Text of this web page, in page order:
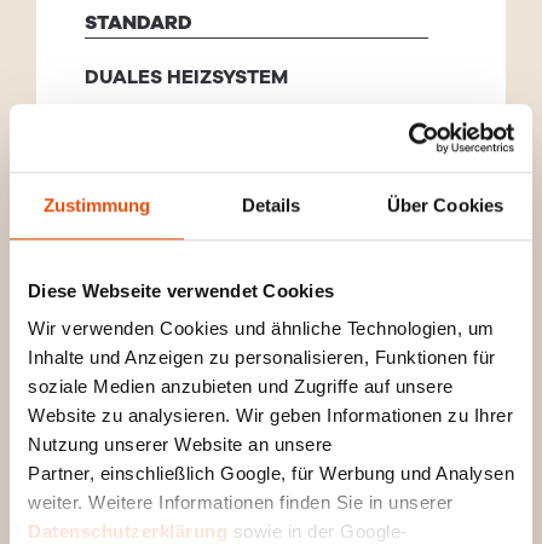
Zustimmung Details Über Cookies
Diese Webseite verwendet Cookies
Wir verwenden Cookies und ähnliche Technologien, um
Inhalte und Anzeigen zu personalisieren, Funktionen für
soziale Medien anzubieten und Zugriffe auf unsere
Website zu analysieren. Wir geben Informationen zu Ihrer
Nutzung unserer Website an unsere
Partner, einschließlich Google, für Werbung und Analysen
weiter. Weitere Informationen finden Sie in unserer
Datenschutzerklärung sowie in der Google-
STANDARD
DUALES HEIZSYSTEM
Ein Kombiofen kann als Kamin- oder
Heizsystemen kann sogar während
des Brennvorgangs erfolgen.
automatische
Brennstofferkennung
maximaler Komfort
minimaler Aufwand
größtmögliche Unabhängigkeit
MEHR ERFAHREN